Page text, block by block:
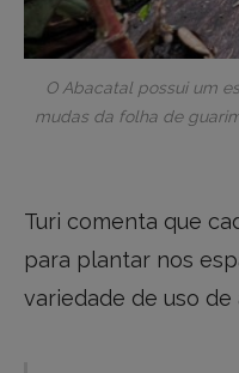
O Abacatal possui um
mudas da folha de
Turi comenta que
para plantar nos
variedade de uso